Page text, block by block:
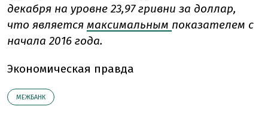
декабря на уровне 23,97 гривни за доллар,
что является максимальным показателем с
начала 2016 года.
Экономическая правда
МЕЖБАНК